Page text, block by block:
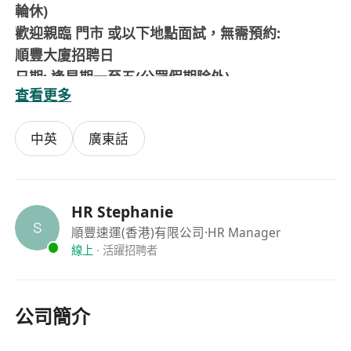
輪休)
歡迎親臨 門市 或以下地點面試，無需預約:
順豐大廈招聘日
日期: 逢星期一至五(公眾假期除外)
時間: 09:00-11:30/ 13:30-17:30
地點: 青衣航運路36號亞洲物流中心順豐大廈10樓
(出電梯左邊玻璃門，使用訪客專用電話致電內線號
及一張證件相
青衣港鐵站A1出口馬莎側門出口右轉落樓梯，有免
費接駁巴士直達順豐大廈
******** 巴士時間表:
查看更多
中英 廣東話
HR Stephanie
順豐速運(香港)有限公司·HR Manager
線上 · 活躍招聘者
公司簡介